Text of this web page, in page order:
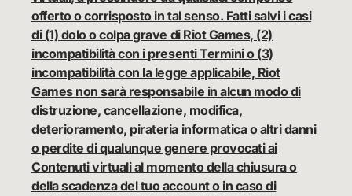
offerto o corrisposto in tal senso. Fatti salvi i casi
di (1) dolo o colpa grave di Riot Games, (2)
incompatibilità con i presenti Termini o (3)
incompatibilità con la legge applicabile, Riot
Games non sarà responsabile in alcun modo di
distruzione, cancellazione, modifica,
deterioramento, pirateria informatica o altri danni
o perdite di qualunque genere provocati ai
Contenuti virtuali al momento della chiusura o
della scadenza del tuo account o in caso di